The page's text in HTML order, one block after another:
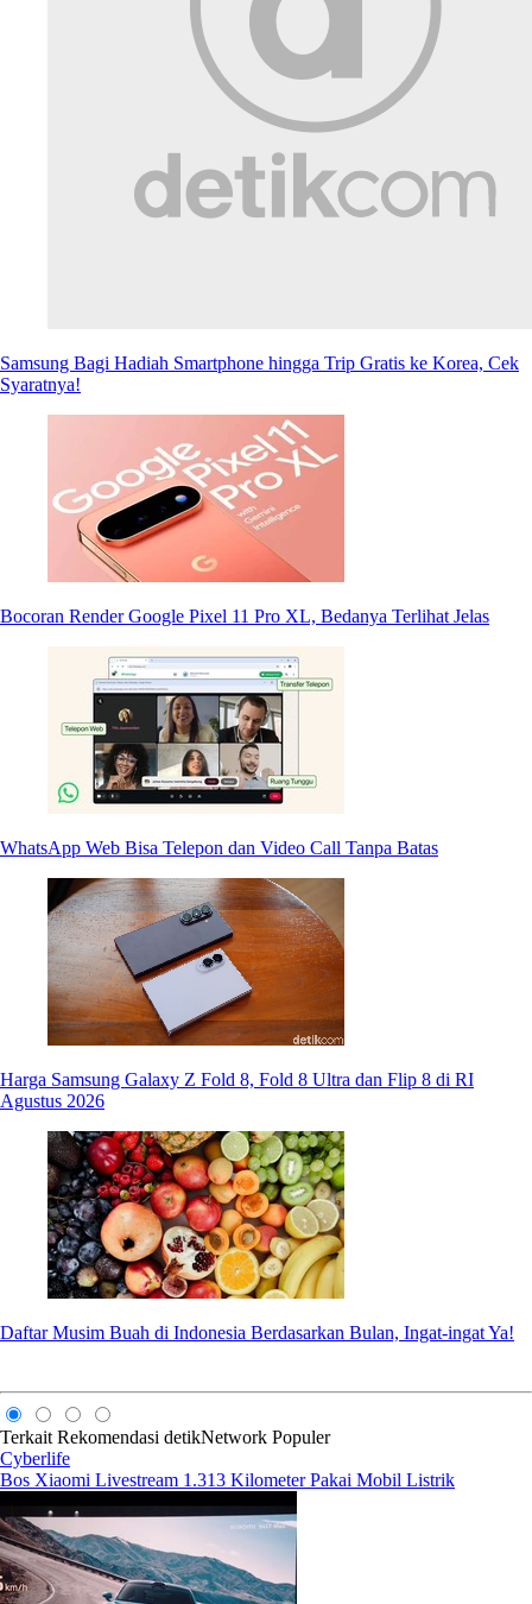
Samsung Bagi Hadiah Smartphone hingga Trip Gratis ke Korea, Cek
Syaratnya!
Bocoran Render Google Pixel 11 Pro XL, Bedanya Terlihat Jelas
WhatsApp Web Bisa Telepon dan Video Call Tanpa Batas
Harga Samsung Galaxy Z Fold 8, Fold 8 Ultra dan Flip 8 di RI
Agustus 2026
Daftar Musim Buah di Indonesia Berdasarkan Bulan, Ingat-ingat Ya!
Terkait Rekomendasi detikNetwork Populer
Cyberlife
Bos Xiaomi Livestream 1.313 Kilometer Pakai Mobil Listrik